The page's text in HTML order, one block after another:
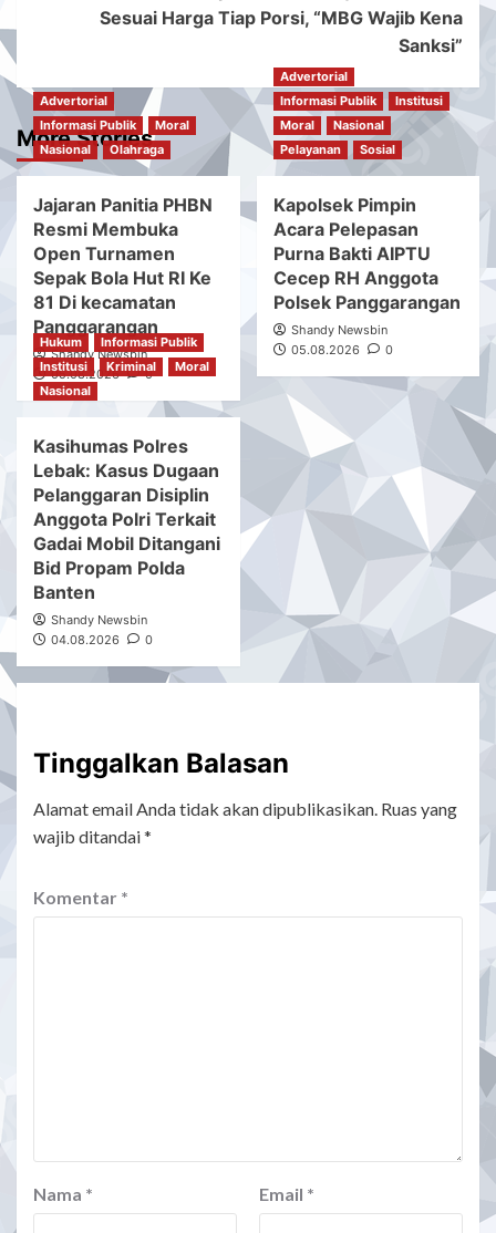
Sesuai Harga Tiap Porsi, “MBG Wajib Kena
Sanksi”
More Stories
Advertorial
Informasi Publik
Moral
Nasional
Olahraga
Jajaran Panitia PHBN
Resmi Membuka
Open Turnamen
Sepak Bola Hut RI Ke
81 Di kecamatan
Panggarangan
Shandy Newsbin
05.08.2026
0
Advertorial
Informasi Publik
Institusi
Moral
Nasional
Pelayanan
Sosial
Kapolsek Pimpin
Acara Pelepasan
Purna Bakti AIPTU
Cecep RH Anggota
Polsek Panggarangan
Shandy Newsbin
05.08.2026
0
Hukum
Informasi Publik
Institusi
Kriminal
Moral
Nasional
Kasihumas Polres
Lebak: Kasus Dugaan
Pelanggaran Disiplin
Anggota Polri Terkait
Gadai Mobil Ditangani
Bid Propam Polda
Banten
Shandy Newsbin
04.08.2026
0
Tinggalkan Balasan
Alamat email Anda tidak akan dipublikasikan. Ruas yang
wajib ditandai*
Komentar *
Nama * Email *